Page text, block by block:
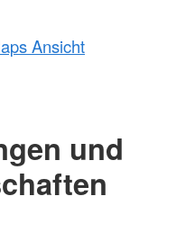
Ansicht
und